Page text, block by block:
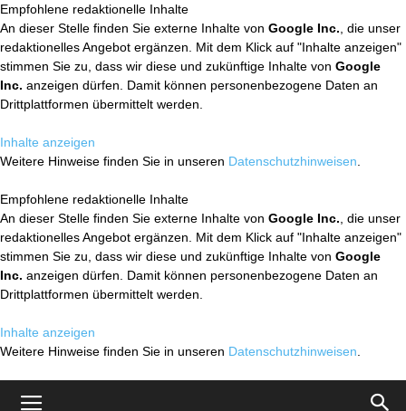
Empfohlene redaktionelle Inhalte
An dieser Stelle finden Sie externe Inhalte von Google Inc. , die unser
redaktionelles Angebot ergänzen. Mit dem Klick auf "Inhalte anzeigen"
stimmen Sie zu, dass wir diese und zukünftige Inhalte von Google
Inc. anzeigen dürfen. Damit können personenbezogene Daten an
Drittplattformen übermittelt werden.
Inhalte anzeigen
Weitere Hinweise finden Sie in unseren Datenschutzhinweisen
Empfohlene redaktionelle Inhalte
An dieser Stelle finden Sie externe Inhalte von Google Inc. , die unser
redaktionelles Angebot ergänzen. Mit dem Klick auf "Inhalte anzeigen"
stimmen Sie zu, dass wir diese und zukünftige Inhalte von Google
Inc. anzeigen dürfen. Damit können personenbezogene Daten an
Drittplattformen übermittelt werden.
Inhalte anzeigen
Weitere Hinweise finden Sie in unseren Datenschutzhinweisen